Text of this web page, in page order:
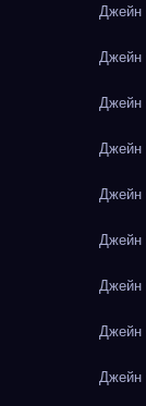
Джейн
Джейн
Джейн
Джейн
Джейн
Джейн
Джейн
Джейн
Джейн